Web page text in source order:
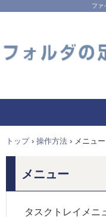
ファ
トップ › 操作方法 › メニュー
メニュー
タスクトレイメニ